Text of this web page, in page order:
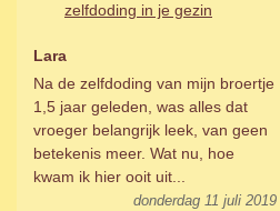
zelfdoding in je gezin
Lara
Na de zelfdoding van mijn broertje
1,5 jaar geleden, was alles dat
vroeger belangrijk leek, van geen
betekenis meer. Wat nu, hoe
kwam ik hier ooit uit...
donderdag 11 juli 2019